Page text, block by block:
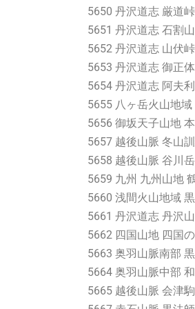
5650 丹沢道志 厳道
5651 丹沢道志 石割
5652 丹沢道志 山伏
5653 丹沢道志 御正
5654 丹沢道志 阿夫
5655 八ヶ岳火山地
5656 御坂天子山地
5657 越後山脈 冬山
5658 越後山脈 谷川
5659 九州 九州山地
5660 浅間火山地域
5661 丹沢道志 丹沢
5662 四国山地 四国
5663 奥羽山脈南部
5664 奥羽山脈中部
5665 越後山脈 会津